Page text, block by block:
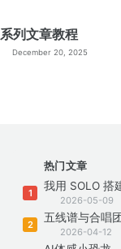
系列文章教程
December 20, 2025
热门文章
1
我用 SOLO 搭
2026-05-09
2
五线谱与合唱
2026-04-12